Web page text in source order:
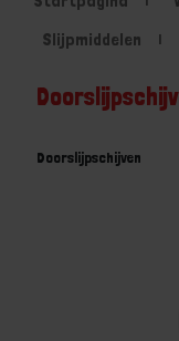
Slijpmiddelen
Doorslijpschijven